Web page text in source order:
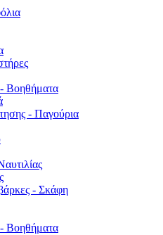
Βοηθήματα
- Παγούρια
- Σκάφη
Βοηθήματα